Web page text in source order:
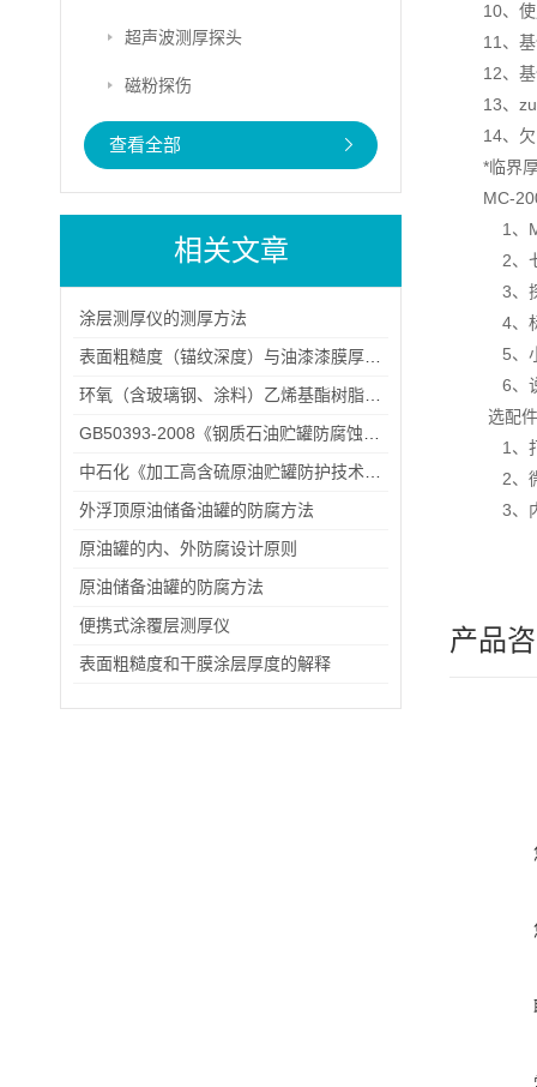
超声波测厚探头
磁粉探伤
查看全部
相关文章
涂层测厚仪的测厚方法
外浮顶原油储备油罐的防腐方法
原油罐的内、外防腐设计原则
原油储备油罐的防腐方法
便携式涂覆层测厚仪
表面粗糙度和干膜涂层厚度的解释
10、
11、
12、
13、
14、
*临界
MC-
1、
2
3
4
5
6、
1、
2
3、
产品